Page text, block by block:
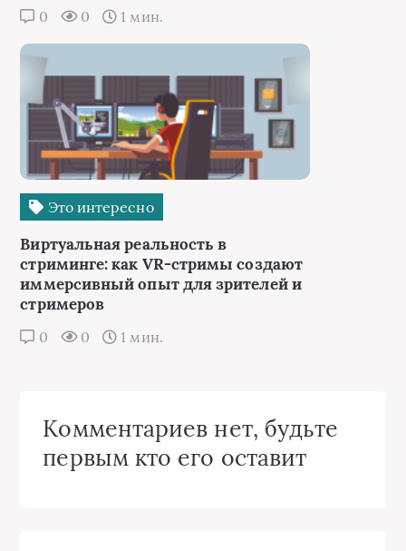
0 0 1 мин.
Это интересно
Виртуальная реальность в
стриминге: как VR-стримы создают
иммерсивный опыт для зрителей и
стримеров
0 0 1 мин.
Комментариев нет, будьте
первым кто его оставит